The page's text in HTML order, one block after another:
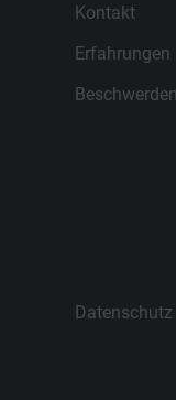
Kontakt
Erfahrungen
Datenschutz